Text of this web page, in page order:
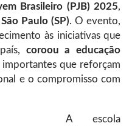
Brasileiro (PJB) 2025,
São Paulo (SP). O evento,
às iniciativas que
coroou a educação
que reforçam
e o compromisso com
A escola